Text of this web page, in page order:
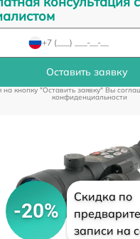
Оставить заявку
кнопку "Оставить заявку" Вы
конфиденциальности
-20%
Скидка по
записи на